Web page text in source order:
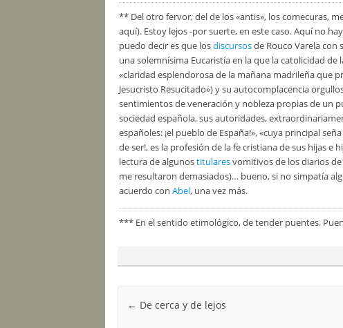
** Del otro fervor, del de los «antis», los comecuras,
aquí). Estoy lejos -por suerte, en este caso. Aquí no
puedo decir es que losdiscursosde Rouco Varela con
una solemnísima Eucaristía en la que la catolicidad de
«claridad esplendorosa de la mañana madrileña que
Jesucristo Resucitado») y su autocomplacencia
sentimientos de veneración y nobleza propias de un
sociedad española, sus autoridades,
españoles: ¡el pueblo de España!», «cuya principal
de ser!, es la profesión de la fe cristiana de sus hijas e
lectura de algunostitularesvomitivos de los diarios
me resultaron demasiados)… bueno, si no simpatía
acuerdo con Abel, una vez más.
*** En el sentido etimológico, de tender puentes.
Post navigation
← De cerca y de lejos